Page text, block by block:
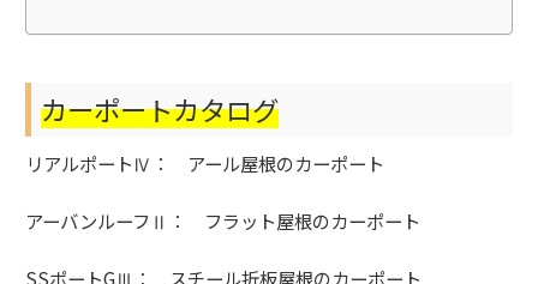
カーポートカタログ
リアルポートⅣ ： アール屋根のカーポート
アーバンルーフⅡ ： フラット屋根のカーポート
SSポートGⅢ ： スチール折板屋根のカーポート